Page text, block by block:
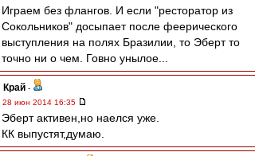
Играем без флангов. И если "ресторатор из
Сокольников" досыпает после феерического
выступления на полях Бразилии, то Эберт то
точно ни о чем. Говно унылое...
Край -
28 июн 2014 16:35
Эберт активен,но наелся уже.
КК выпустят,думаю.